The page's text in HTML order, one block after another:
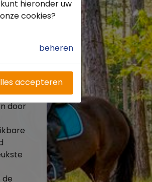
door
de
hieronder uw
cookies?
beheren
accepteren